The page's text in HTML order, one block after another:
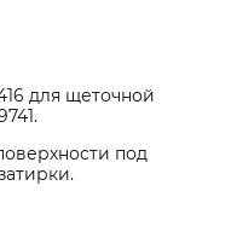
для щеточной
под